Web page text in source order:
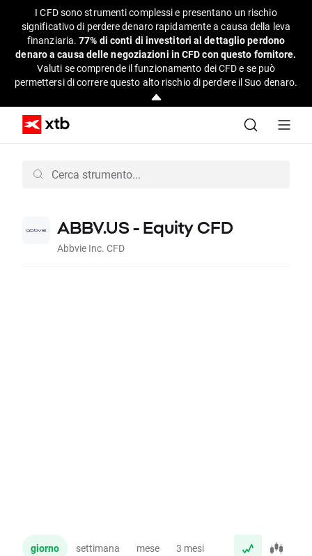
I CFD sono strumenti complessi e presentano un rischio
significativo di perdere denaro rapidamente a causa della leva
finanziaria.77% di conti di investitori al dettaglio perdono
denaro a causa delle negoziazioni in CFD con questo fornitore.
Valuti se comprende il funzionamento dei CFD e se può
permettersi di correre questo alto rischio di perdere il Suo denaro.
ABBV.US - Equity CFD
Abbvie Inc. CFD
giorno settimana mese 3 mesi anno